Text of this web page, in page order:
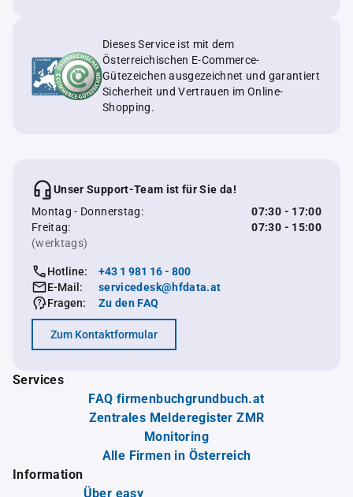
Dieses Service ist mit dem
Österreichischen E-Commerce-
Gütezeichen ausgezeichnet und garantiert
Sicherheit und Vertrauen im Online-
Shopping.
Unser Support-Team ist für Sie da!
Montag - Donnerstag:
07:30 - 17:00
Freitag:
07:30 - 15:00
(werktags)
Hotline:
+43 1 981 16 - 800
E-Mail:
servicedesk@hfdata.at
Fragen:
Zu den FAQ
Zum Kontaktformular
Services
FAQ firmenbuchgrundbuch.at
Zentrales Melderegister ZMR
Monitoring
Alle Firmen in Österreich
Information
Über easy